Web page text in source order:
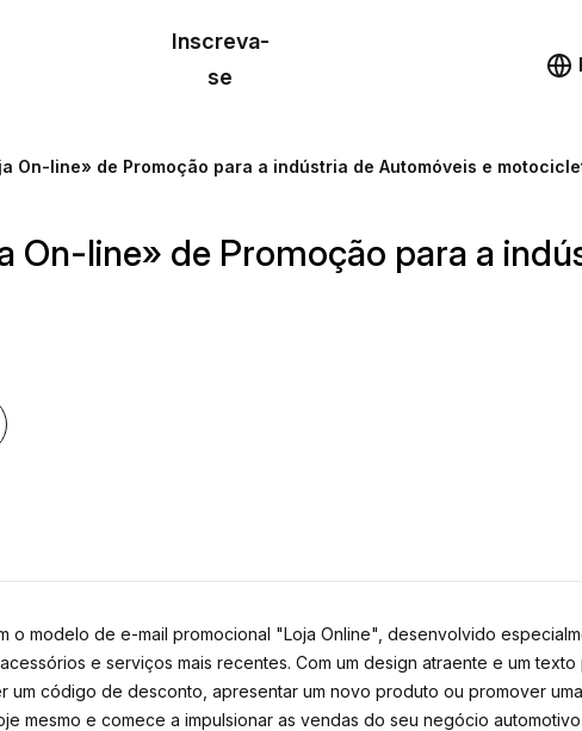
Inscreva-
se
On-line» de Promoção para a indústria de Automóveis e
On-line» de Promoção para a
o modelo de e-mail promocional "Loja Online", desenvolvido
e serviços mais recentes. Com um design atraente e um
um código de desconto, apresentar um novo produto ou promover
mesmo e comece a impulsionar as vendas do seu negócio